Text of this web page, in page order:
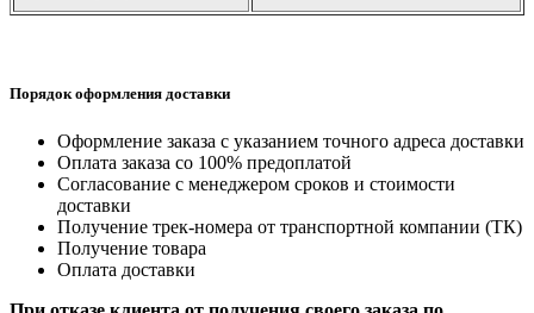
Порядок оформления доставки
Оформление заказа с указанием точного адреса доставки
Оплата заказа со 100% предоплатой
Согласование с менеджером сроков и стоимости
доставки
Получение трек-номера от транспортной компании (ТК)
Получение товара
Оплата доставки